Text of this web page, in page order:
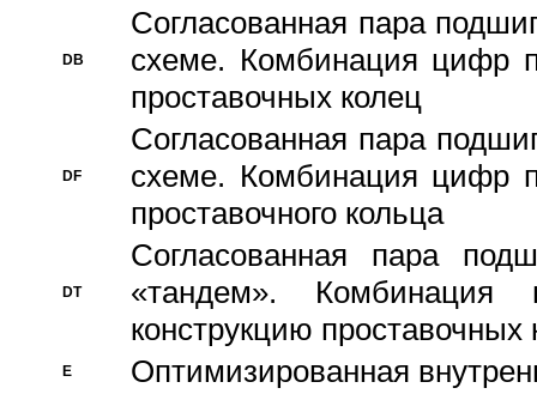
DB
Согласованная пара
схеме. Комбинация цифр
проставочных колец
DF
Согласованная пара
схеме. Комбинация цифр
проставочного кольца
DT
Согласованная пара
«тандем».
конструкцию проставочных
E
Оптимизированная